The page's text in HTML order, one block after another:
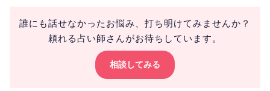
誰にも話せなかったお悩み、打ち明けてみませんか？
頼れる占い師さんがお待ちしています。
相談してみる